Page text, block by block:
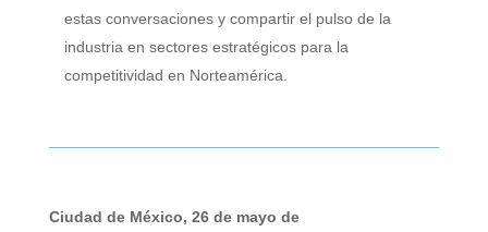
estas conversaciones y compartir el pulso de la
industria en sectores estratégicos para la
competitividad en Norteamérica.
Ciudad de México, 26 de mayo de